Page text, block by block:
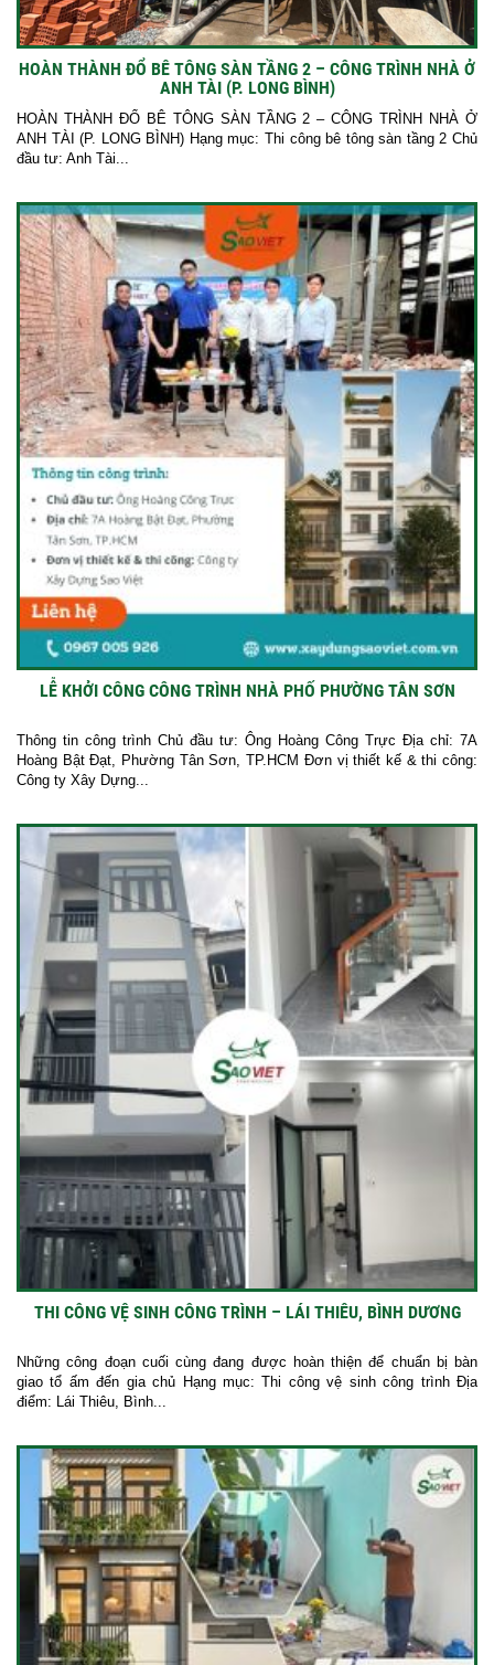
HOÀN THÀNH ĐỔ BÊ TÔNG SÀN TẦNG 2 – CÔNG TRÌNH NHÀ Ở
ANH TÀI (P. LONG BÌNH)
HOÀN THÀNH ĐỔ BÊ TÔNG SÀN TẦNG 2 – CÔNG TRÌNH NHÀ Ở
ANH TÀI (P. LONG BÌNH) Hạng mục: Thi công bê tông sàn tầng 2 Chủ
đầu tư: Anh Tài...
LỄ KHỞI CÔNG CÔNG TRÌNH NHÀ PHỐ PHƯỜNG TÂN SƠN
Thông tin công trình Chủ đầu tư: Ông Hoàng Công Trực Địa chỉ: 7A
Hoàng Bật Đạt, Phường Tân Sơn, TP.HCM Đơn vị thiết kế & thi công:
Công ty Xây Dựng...
THI CÔNG VỆ SINH CÔNG TRÌNH – LÁI THIÊU, BÌNH DƯƠNG
Những công đoạn cuối cùng đang được hoàn thiện để chuẩn bị bàn
giao tổ ấm đến gia chủ Hạng mục: Thi công vệ sinh công trình Địa
điểm: Lái Thiêu, Bình...